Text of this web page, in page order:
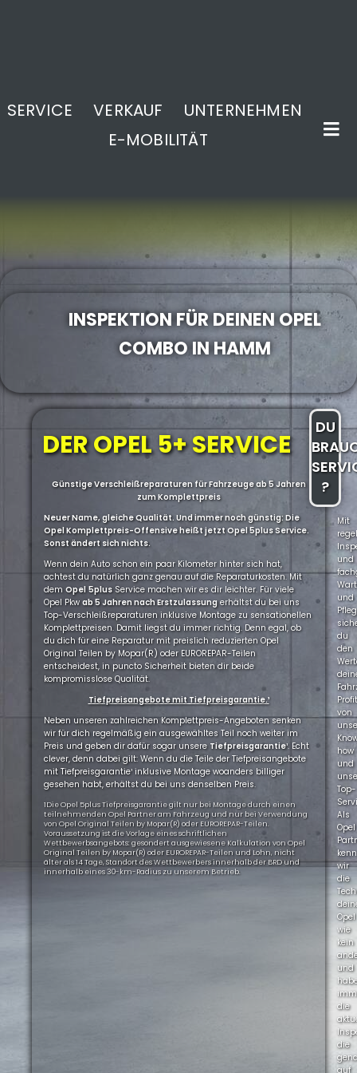
SERVICE VERKAUF
UNTERNEHMEN
E-MOBILITÄT
.
INSPEKTION FÜR DEINEN OPEL
COMBO IN HAMM
DER OPEL 5+ SERVICE
Günstige Verschleißreparaturen für Fahrzeuge ab 5 Jahren
zum Komplettpreis
Neuer Name, gleiche Qualität. Und immer noch günstig: Die
Opel Komplettpreis-Offensive heißt jetzt Opel 5plus Service.
Sonst ändert sich nichts.
Wenn dein Auto schon ein paar Kilometer hinter sich hat,
achtest du natürlich ganz genau auf die Reparaturkosten. Mit
dem Opel 5plusService machen wir es dir leichter. Für viele
Opel Pkwab 5 Jahren nach Erstzulassungerhältst du bei uns
Top-Verschleißreparaturen inklusive Montage zu sensationellen
Komplettpreisen. Damit liegst du immer richtig. Denn egal, ob
du dich für eine Reparatur mit preislich reduzierten Opel
Original Teilen by Mopar(R) oder EUROREPAR-Teilen
entscheidest, in puncto Sicherheit bieten dir beide
kompromisslose Qualität.
Tiefpreisangebote mit Tiefpreisgarantie.¹
Neben unseren zahlreichen Komplettpreis-Angeboten senken
wir für dich regelmäßig ein ausgewähltes Teil noch weiter im
Preis und geben dir dafür sogar unsere Tiefpreisgarantie¹. Echt
clever, denn dabei gilt: Wenn du die Teile der Tiefpreisangebote
mit Tiefpreisgarantie¹ inklusive Montage woanders billiger
gesehen habt, erhältst du bei uns denselben Preis.
1Die Opel 5plus Tiefpreisgarantie gilt nur bei Montage durch einen
teilnehmenden Opel Partner am Fahrzeug und nur bei Verwendung
von Opel Original Teilen by Mopar(R) oder EUROREPAR-Teilen.
Voraussetzung ist die Vorlage eines schriftlichen
Wettbewerbsangebots: gesondert ausgewiesene Kalkulation von Opel
Original Teilen by Mopar(R) oder EUROREPAR-Teilen und Lohn, nicht
älter als 14 Tage, Standort des Wettbewerbers innerhalb der BRD und
innerhalb eines 30-km-Radius zu unserem Betrieb.
DU
?
Mit
und
und
du
den
von
how
und
Top-
Als
Opel
wir
die
Opel
wie
kein
und
die
die
auf